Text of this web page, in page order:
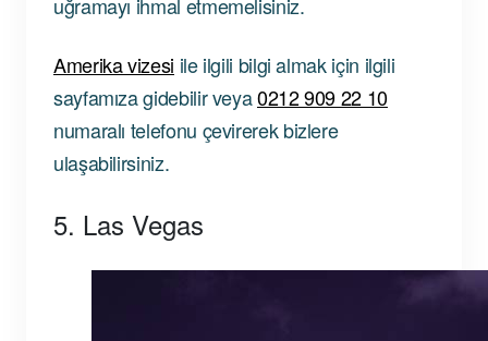
Amerika vizesi ile ilgili bilgi almak için ilgili
sayfamıza gidebilir veya0212 909 22 10
numaralı telefonu çevirerek bizlere
ulaşabilirsiniz.
5. Las Vegas